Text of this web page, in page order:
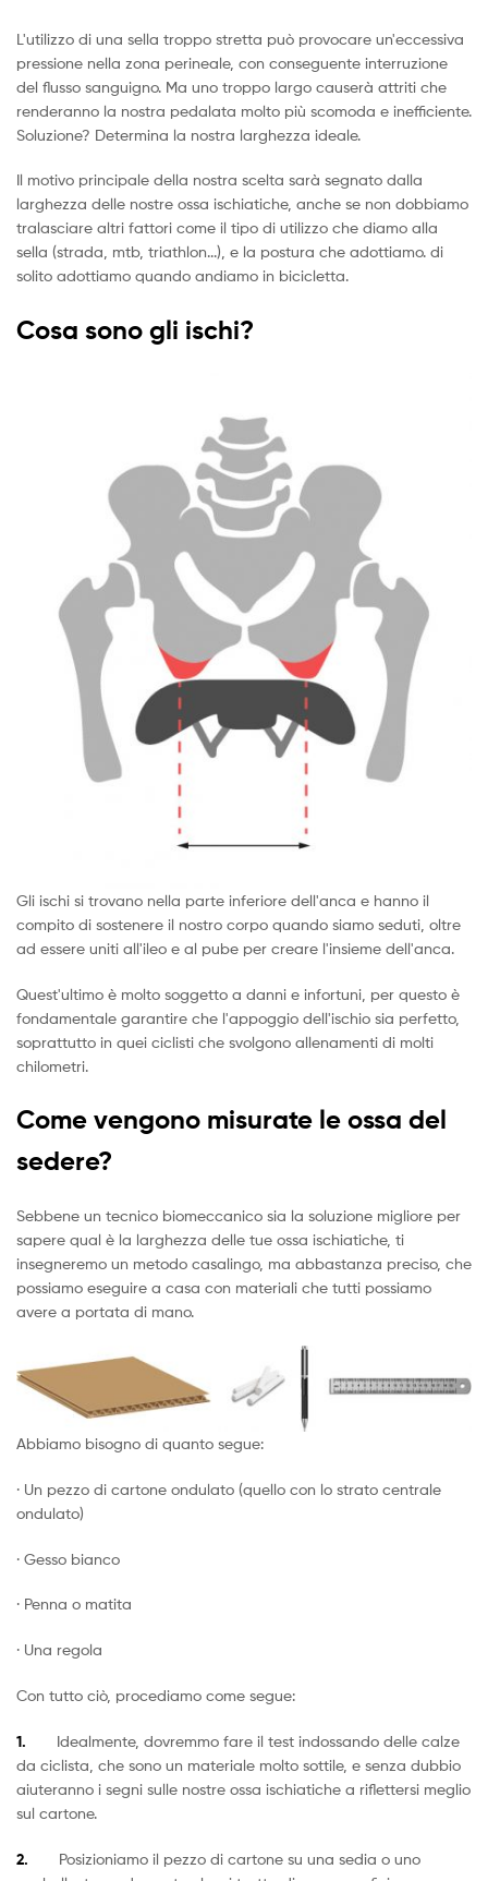
L'utilizzo di una sella troppo stretta può provocare un'eccessiva
pressione nella zona perineale, con conseguente interruzione
del flusso sanguigno. Ma uno troppo largo causerà attriti che
renderanno la nostra pedalata molto più scomoda e inefficiente.
Soluzione? Determina la nostra larghezza ideale.
Il motivo principale della nostra scelta sarà segnato dalla
larghezza delle nostre ossa ischiatiche, anche se non dobbiamo
tralasciare altri fattori come il tipo di utilizzo che diamo alla
sella (strada, mtb, triathlon...), e la postura che adottiamo. di
solito adottiamo quando andiamo in bicicletta.
Cosa sono gli ischi?
Gli ischi si trovano nella parte inferiore dell'anca e hanno il
compito di sostenere il nostro corpo quando siamo seduti, oltre
ad essere uniti all'ileo e al pube per creare l'insieme dell'anca.
Quest'ultimo è molto soggetto a danni e infortuni, per questo è
fondamentale garantire che l'appoggio dell'ischio sia perfetto,
soprattutto in quei ciclisti che svolgono allenamenti di molti
chilometri.
Come vengono misurate le ossa del
sedere?
Sebbene un tecnico biomeccanico sia la soluzione migliore per
sapere qual è la larghezza delle tue ossa ischiatiche, ti
insegneremo un metodo casalingo, ma abbastanza preciso, che
possiamo eseguire a casa con materiali che tutti possiamo
avere a portata di mano.
Abbiamo bisogno di quanto segue:
· Un pezzo di cartone ondulato (quello con lo strato centrale
ondulato)
· Gesso bianco
· Penna o matita
· Una regola
Con tutto ciò, procediamo come segue:
1. Idealmente, dovremmo fare il test indossando delle calze
da ciclista, che sono un materiale molto sottile, e senza dubbio
aiuteranno i segni sulle nostre ossa ischiatiche a riflettersi meglio
sul cartone.
2. Posizioniamo il pezzo di cartone su una sedia o uno